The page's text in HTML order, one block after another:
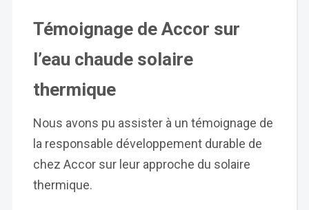
Témoignage de Accor sur
l’eau chaude solaire
thermique
Nous avons pu assister à un témoignage de
la responsable développement durable de
chez Accor sur leur approche du solaire
thermique.